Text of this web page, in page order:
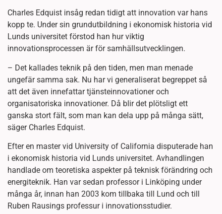
Charles Edquist insåg redan tidigt att innovation var hans
kopp te. Under sin grundutbildning i ekonomisk historia vid
Lunds universitet förstod han hur viktig
innovationsprocessen är för samhällsutvecklingen.
– Det kallades teknik på den tiden, men man menade
ungefär samma sak. Nu har vi generaliserat begreppet så
att det även innefattar tjänsteinnovationer och
organisatoriska innovationer. Då blir det plötsligt ett
ganska stort fält, som man kan dela upp på många sätt,
säger Charles Edquist.
Efter en master vid University of California disputerade han
i ekonomisk historia vid Lunds universitet. Avhandlingen
handlade om teoretiska aspekter på teknisk förändring och
energiteknik. Han var sedan professor i Linköping under
många år, innan han 2003 kom tillbaka till Lund och till
Ruben Rausings professur i innovationsstudier.